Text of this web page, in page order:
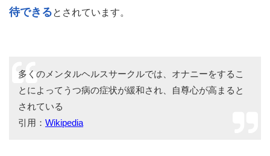
待できるとされています。
多くのメンタルヘルスサークルでは、オナニーをするこ
とによってうつ病の症状が緩和され、自尊心が高まると
されている
引用： Wikipedia